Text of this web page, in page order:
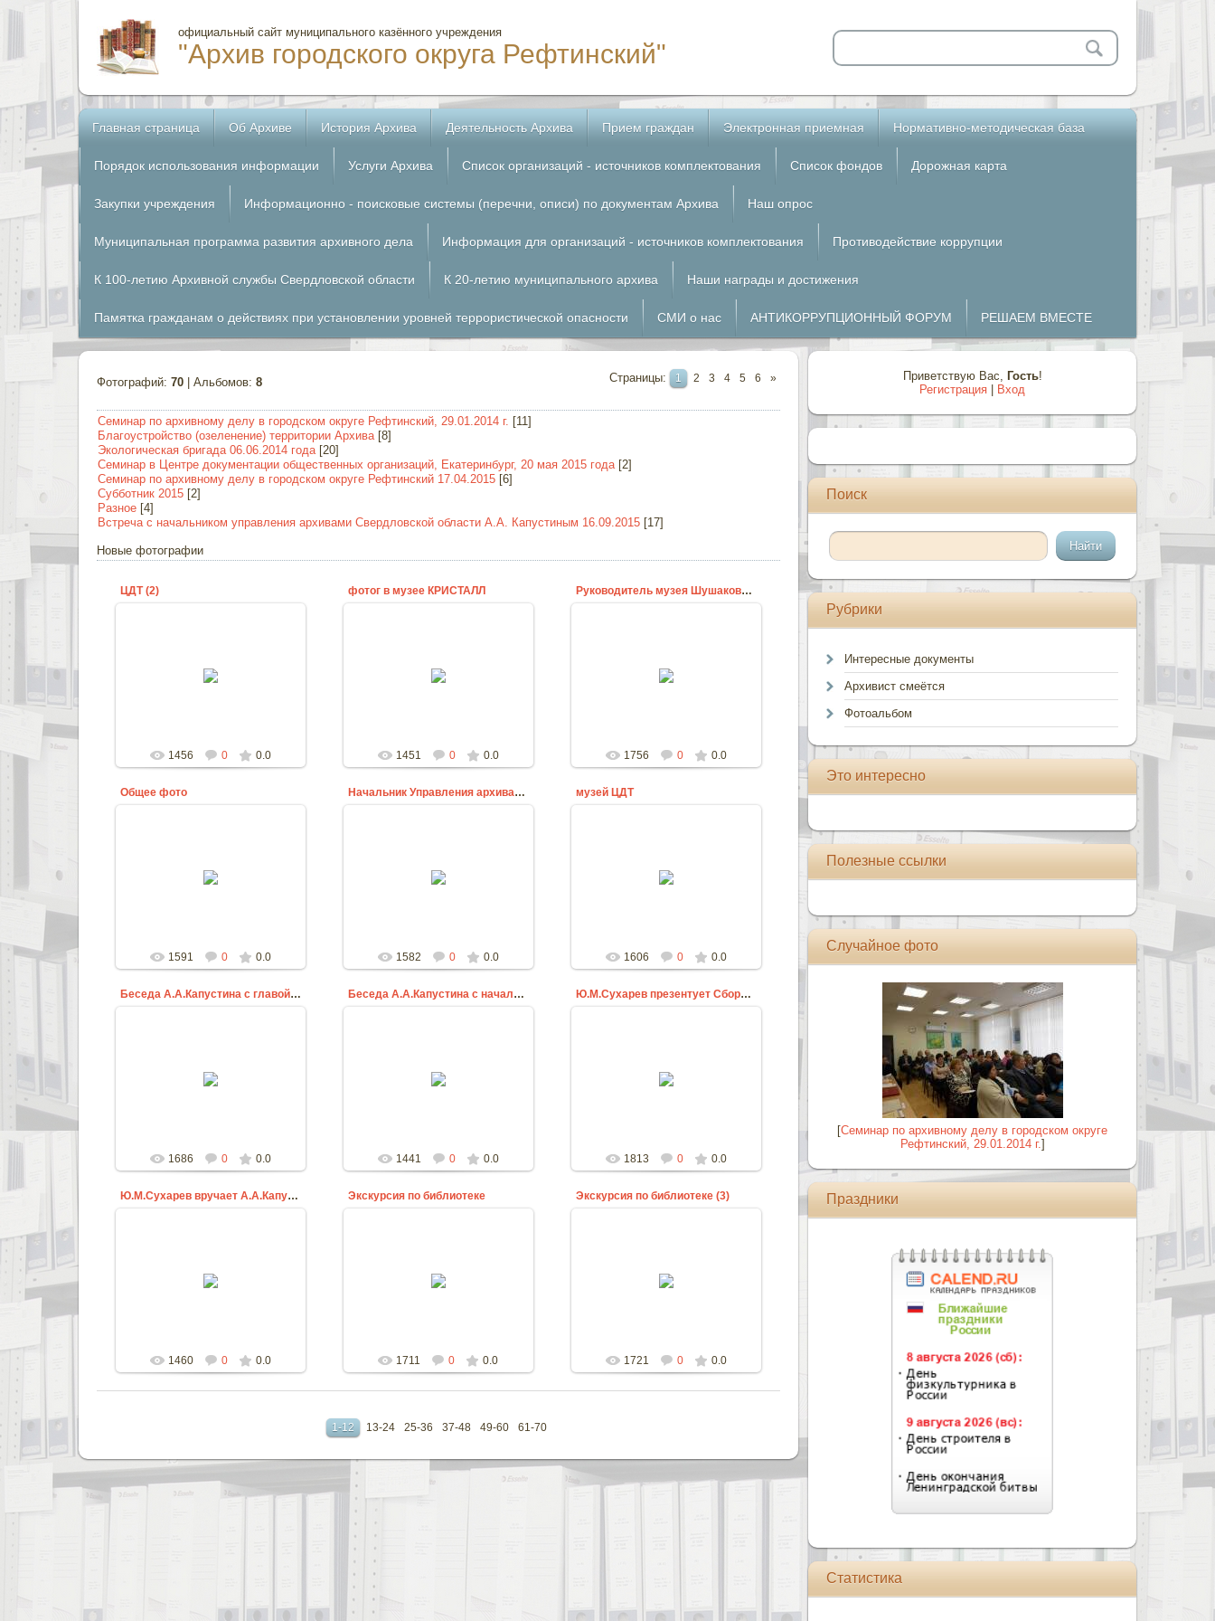
официальный сайт муниципального казённого учреждения
"Архив городского округа Рефтинский"
Главная страница Об Архиве История Архива Деятельность Архива Прием граждан Электронная приемная Нормативно-методическая база
Порядок использования информации Услуги Архива Список организаций - источников комплектования Список фондов Дорожная карта
Закупки учреждения Информационно - поисковые системы (перечни, описи) по документам Архива Наш опрос
Муниципальная программа развития архивного дела Информация для организаций - источников комплектования Противодействие коррупции
К 100-летию Архивной службы Свердловской области К 20-летию муниципального архива Наши награды и достижения
Памятка гражданам о действиях при установлении уровней террористической опасности СМИ о нас АНТИКОРРУПЦИОННЫЙ ФОРУМ РЕШАЕМ ВМЕСТЕ
Фотографий: 70 | Альбомов: 8 Страницы: 1 2 3 4 5 6 »
Семинар по архивному делу в городском округе Рефтинский, 29.01.2014 г. [11]
Благоустройство (озеленение) территории Архива [8]
Экологическая бригада 06.06.2014 года [20]
Семинар в Центре документации общественных организаций, Екатеринбург, 20 мая 2015 года [2]
Семинар по архивному делу в городском округе Рефтинский 17.04.2015 [6]
Субботник 2015 [2]
Разное [4]
Встреча с начальником управления архивами Свердловской области А.А. Капустиным 16.09.2015 [17]
Новые фотографии
ЦДТ (2)
1456 0 0.0
фотог в музее КРИСТАЛЛ
1451 0 0.0
Руководитель музея Шушакова Л.В. и А.А.Капустин
1756 0 0.0
Общее фото
1591 0 0.0
Начальник Управления архивами А.А.Капустин и руков
1582 0 0.0
музей ЦДТ
1606 0 0.0
Беседа А.А.Капустина с главой городского округа
1686 0 0.0
Беседа А.А.Капустина с начальником фин.отдела В.Ш
1441 0 0.0
Ю.М.Сухарев презентует Сборник статей родоведов
1813 0 0.0
Ю.М.Сухарев вручает А.А.Капустину Сборник статей
1460 0 0.0
Экскурсия по библиотеке
1711 0 0.0
Экскурсия по библиотеке (3)
1721 0 0.0
1-12 13-24 25-36 37-48 49-60 61-70
Приветствую Вас, Гость!
Регистрация
Вход
Поиск
Рубрики
Интересные документы
Архивист смеётся
Фотоальбом
Это интересно
Полезные ссылки
Случайное фото
[Семинар по архивному делу в городском округе
Рефтинский, 29.01.2014 г.]
Праздники
Статистика